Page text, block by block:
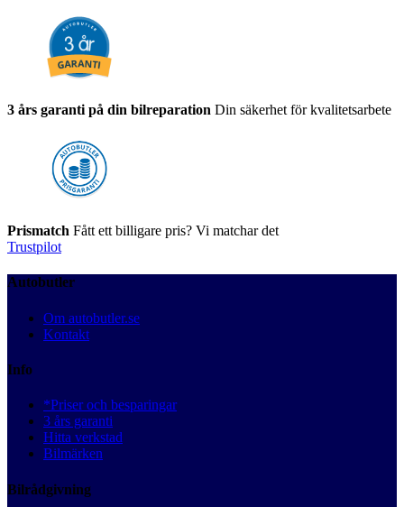
3 års garanti på din bilreparation Din säkerhet för kvalitetsarbete
Prismatch Fått ett billigare pris? Vi matchar det
Trustpilot
Autobutler
Om autobutler.se
Kontakt
Info
*Priser och besparingar
3 års garanti
Hitta verkstad
Bilmärken
Bilrådgivning